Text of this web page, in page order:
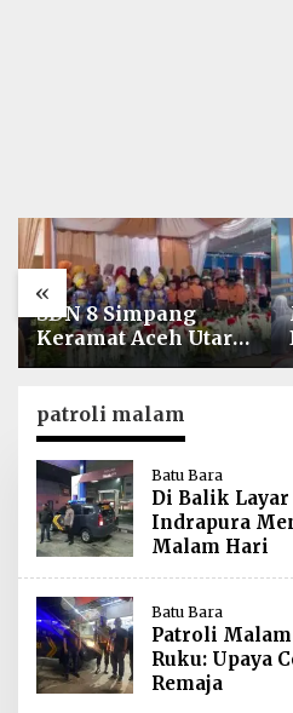
«
SDN 8 Simpang
Keramat Aceh Utara
Gelar Penutupan
Ajaran 2026/2027
patroli malam
Batu Bara
Di Balik
Indrapura
Malam Hari
Batu Bara
Patroli Malam
Ruku: Upaya
Remaja